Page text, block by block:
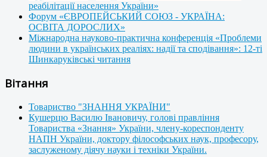
реабілітації населення України»
Форум «ЄВРОПЕЙСЬКИЙ СОЮЗ - УКРАЇНА:
ОСВІТА ДОРОСЛИХ»
Міжнародна науково-практична конференція «Проблеми
людини в українських реаліях: надії та сподівання»: 12-ті
Шинкаруківські читання
Вітання
Товариство "ЗНАННЯ УКРАЇНИ"
Кушерцю Василю Івановичу, голові правління
Товариства «Знання» України, члену-кореспонденту
НАПН України, доктору філософських наук, професору,
заслуженому діячу науки і техніки України.